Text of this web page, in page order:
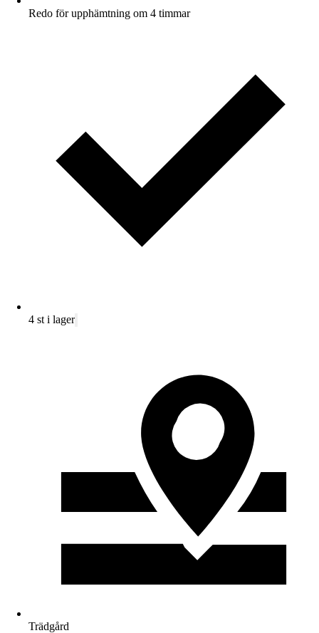
Redo för upphämtning om 4 timmar
4 st i lager
Trädgård